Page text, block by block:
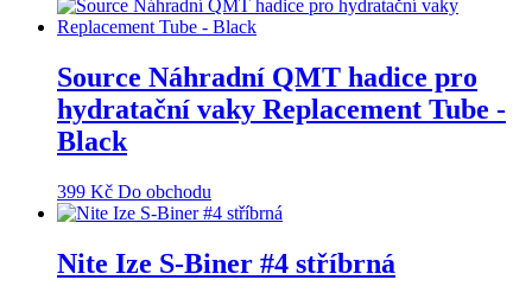
Source Náhradní QMT hadice pro
hydratační vaky Replacement Tube -
Black
399 Kč Do obchodu
Nite Ize S-Biner #4 stříbrná